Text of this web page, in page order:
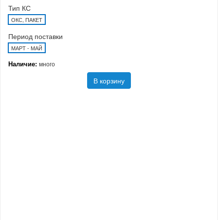
Тип КС
ОКС, ПАКЕТ
Период поставки
МАРТ - МАЙ
Наличие: много
В корзину